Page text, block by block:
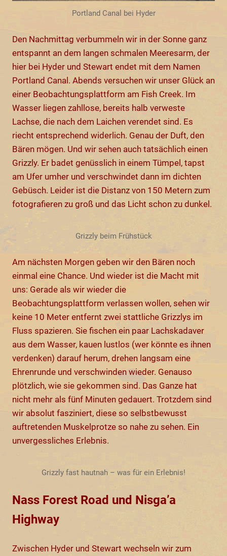
Portland Canal bei Hyder
Den Nachmittag verbummeln wir in der Sonne ganz
entspannt an dem langen schmalen Meeresarm, der
hier bei Hyder und Stewart endet mit dem Namen
Portland Canal. Abends versuchen wir unser Glück an
einer Beobachtungsplattform am Fish Creek. Im
Wasser liegen zahllose, bereits halb verweste
Lachse, die nach dem Laichen verendet sind. Es
riecht entsprechend widerlich. Genau der Duft, den
Bären mögen. Und wir sehen auch tatsächlich einen
Grizzly. Er badet genüsslich in einem Tümpel, tapst
am Ufer umher und verschwindet dann im dichten
Gebüsch. Leider ist die Distanz von 150 Metern zum
fotografieren zu groß und das Licht schon zu dunkel.
Grizzly beim Frühstück
Am nächsten Morgen geben wir den Bären noch
einmal eine Chance. Und wieder ist die Macht mit
uns: Gerade als wir wieder die
Beobachtungsplattform verlassen wollen, sehen wir
keine 10 Meter entfernt zwei stattliche Grizzlys im
Fluss spazieren. Sie fischen ein paar Lachskadaver
aus dem Wasser, kauen lustlos (wer könnte es ihnen
verdenken) darauf herum, drehen langsam eine
Ehrenrunde und verschwinden wieder. Genauso
plötzlich, wie sie gekommen sind. Das Ganze hat
nicht mehr als fünf Minuten gedauert. Trotzdem sind
wir absolut fasziniert, diese so selbstbewusst
auftretenden Muskelprotze so nahe zu sehen. Ein
unvergessliches Erlebnis.
Grizzly fast hautnah – was für ein Erlebnis!
Nass Forest Road und Nisga’a
Highway
Zwischen Hyder und Stewart wechseln wir zum